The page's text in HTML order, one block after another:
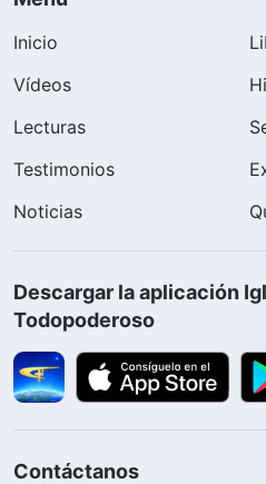
Inicio
Vídeos
Lecturas
Testimonios
Noticias
Descargar la aplicación
Todopoderoso
Contáctanos